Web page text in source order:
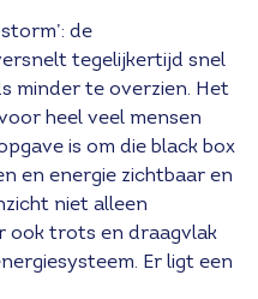
de
tegelijkertijd snel
minder te overzien. Het
heel veel mensen
is om die black box
en energie zichtbaar en
niet alleen
ook trots en draagvlak
Er ligt een